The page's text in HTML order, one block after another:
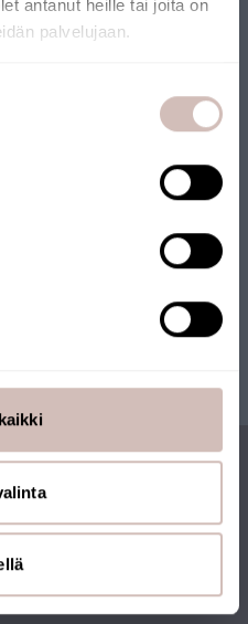
antanut heille tai joita on
palvelujaan.
keurmerk ontvangen. De
DE